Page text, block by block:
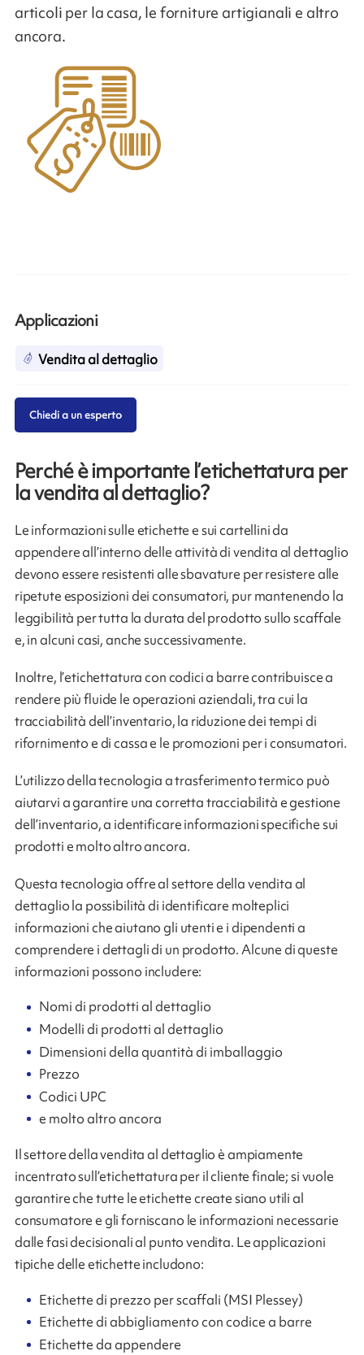
articoli per la casa, le forniture artigianali e altro
ancora.
Perché è importante l’etichettatura per
la vendita al dettaglio?
Le informazioni sulle etichette e sui cartellini da
appendere all’interno delle attività di vendita al dettaglio
devono essere resistenti alle sbavature per resistere alle
ripetute esposizioni dei consumatori, pur mantenendo la
leggibilità per tutta la durata del prodotto sullo scaffale
e, in alcuni casi, anche successivamente.
Inoltre, l’etichettatura con codici a barre contribuisce a
rendere più fluide le operazioni aziendali, tra cui la
tracciabilità dell’inventario, la riduzione dei tempi di
rifornimento e di cassa e le promozioni per i consumatori.
L’utilizzo della tecnologia a trasferimento termico può
aiutarvi a garantire una corretta tracciabilità e gestione
dell’inventario, a identificare informazioni specifiche sui
prodotti e molto altro ancora.
Questa tecnologia offre al settore della vendita al
dettaglio la possibilità di identificare molteplici
informazioni che aiutano gli utenti e i dipendenti a
comprendere i dettagli di un prodotto. Alcune di queste
informazioni possono includere:
Nomi di prodotti al dettaglio
Modelli di prodotti al dettaglio
Dimensioni della quantità di imballaggio
Prezzo
Codici UPC
e molto altro ancora
Il settore della vendita al dettaglio è ampiamente
incentrato sull’etichettatura per il cliente finale; si vuole
garantire che tutte le etichette create siano utili al
consumatore e gli forniscano le informazioni necessarie
dalle fasi decisionali al punto vendita. Le applicazioni
tipiche delle etichette includono:
Etichette di prezzo per scaffali (MSI Plessey)
Etichette di abbigliamento con codice a barre
Etichette da appendere
Applicazioni
Vendita al dettaglio
Chiedi a un esperto